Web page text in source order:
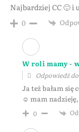
Najbardziej CC 🙂 i
0
W roli mamy -
Odpowiedź do
Ja też bałam się
☺ mam
0